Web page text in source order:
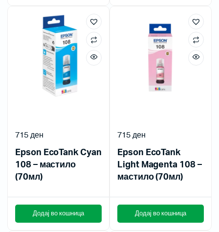
Epson EcoTank Cyan
108 – мастило
(70мл)
715ден
Додај во кошница
Epson EcoTank
Light Magenta 108 –
мастило (70мл)
715ден
Додај во кошница